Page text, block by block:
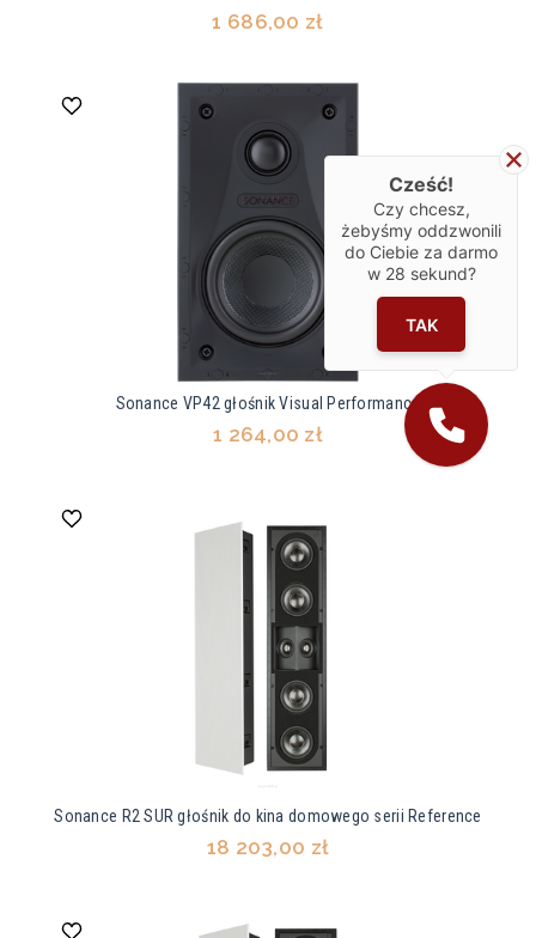
1 686,00 zł
Sonance VP42 głośnik Visual Performance
1 264,00 zł
Sonance R2 SUR głośnik do kina domowego serii Reference
18 203,00 zł
Cześć!
Czy chcesz,
żebyśmy oddzwonili
do Ciebie za darmo
w 28 sekund?
TAK